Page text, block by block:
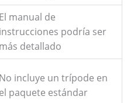
El manual de
instrucciones podría ser
más detallado
No incluye un trípode en
el paquete estándar